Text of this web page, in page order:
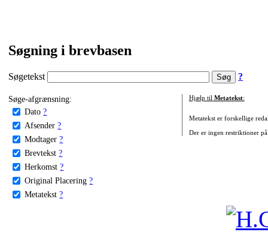
Søgning i brevbasen
Søgetekst ?
Søge-afgrænsning:
Dato ?
Afsender ?
Modtager ?
Brevtekst ?
Herkomst ?
Original Placering ?
Metatekst ?
Hjælp til Metatekst:
Metatekst er forskellige
Der er ingen restriktioner